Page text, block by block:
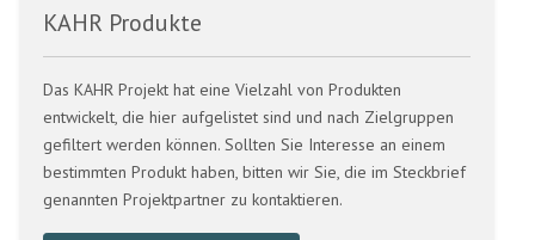
KAHR Produkte
Das KAHR Projekt hat eine Vielzahl von Produkten
entwickelt, die hier aufgelistet sind und nach Zielgruppen
gefiltert werden können. Sollten Sie Interesse an einem
bestimmten Produkt haben, bitten wir Sie, die im Steckbrief
genannten Projektpartner zu kontaktieren.